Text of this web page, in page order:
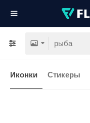
Иконки Стикеры